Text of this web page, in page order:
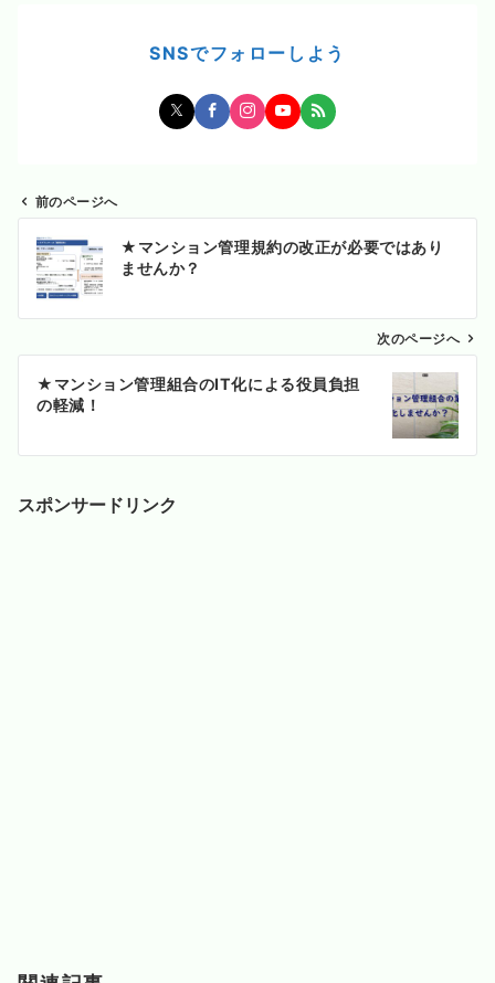
SNSでフォローしよう
ン
前のページへ
★マンション管理規約の改正が必要ではあり
ませんか？
次のページへ
★マンション管理組合のIT化による役員負担
の軽減！
スポンサードリンク